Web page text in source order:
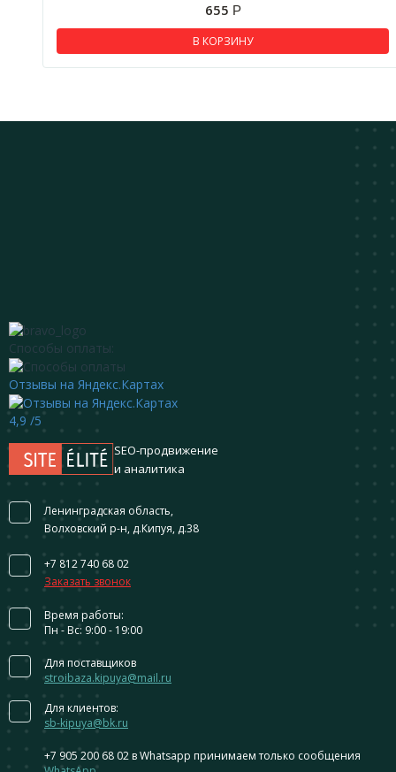
655 Р
В КОРЗИНУ
Способы оплаты:
Отзывы на Яндекс.Картах
4,9 /5
SEO-продвижение
и аналитика
Ленинградская область,
Волховский р-н, д.Кипуя, д.38
+7 812 740 68 02
Заказать звонок
Время работы:
Пн - Вс: 9:00 - 19:00
Для поставщиков
stroibaza.kipuya@mail.ru
Для клиентов:
sb-kipuya@bk.ru
+7 905 200 68 02 в Whatsapp принимаем только сообщения